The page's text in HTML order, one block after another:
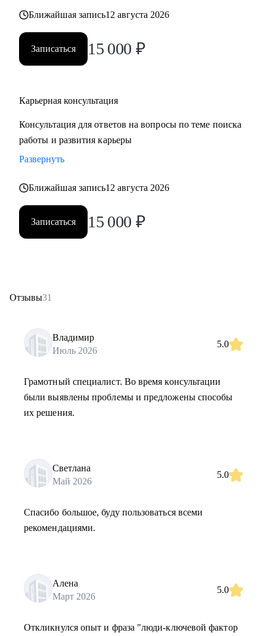
также замотивировать на движение к желаемой цели.
Ближайшая запись12 августа 2026
Записаться 15 000 ₽
Карьерная консультация
Консультация для ответов на вопросы по теме поиска
работы и развития карьеры
Развернуть
Ближайшая запись12 августа 2026
Записаться 15 000 ₽
Отзывы31
Владимир
Июль 2026
5.0
Грамотный специалист. Во время консультации
были выявлены проблемы и предложены способы
их решения.
Светлана
Май 2026
5.0
Спасибо большое, буду пользоваться всеми
рекомендациями.
Алена
Март 2026
5.0
Откликнулся опыт и фраза "люди-ключевой фактор